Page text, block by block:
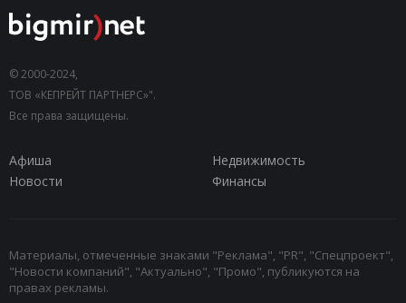
© 2000-2024,
ТОВ «КЕПРЕЙТ ПАРТНЕРС»".
Все права защищены.
Афиша
Недвижимость
Новости
Финансы
Материалы, отмеченные знаками "Реклама", "PR", "Спецпроект",
"Новости компаний", "Актуально", "Промо", публикуются на
правах рекламы.